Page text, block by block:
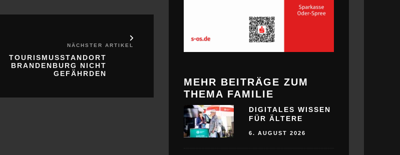
MEHR BEITRÄGE ZUM
THEMA FAMILIE
DIGITALES WISSEN
FÜR ÄLTERE
6. AUGUST 2026